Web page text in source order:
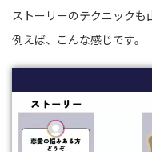
ストーリーのテクニックも
例えば、こんな感じです。